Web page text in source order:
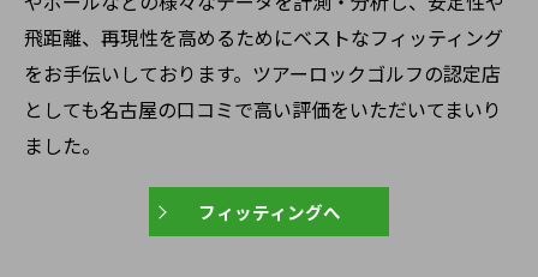
飛距離、再現性を高めるためにベストなフィッティング
をお手伝いしております。ツアーロックゴルフの認定店
としても名古屋の口コミで高い評価をいただいてまいり
ました。
フィッティングへ